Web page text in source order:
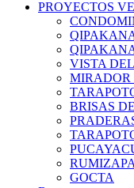
PROYECTOS
VISTA
MIRADOR
BRISAS
GOCTA